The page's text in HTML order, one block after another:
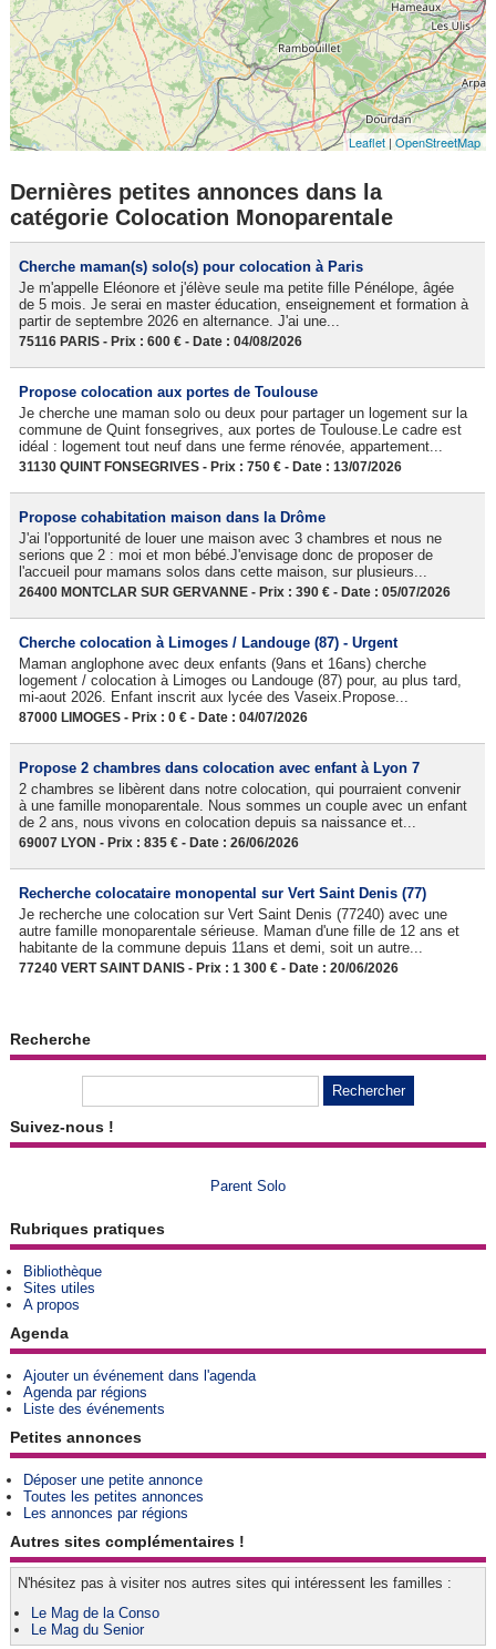
Leaflet|OpenStreetMap
Dernières petites annonces dans la
catégorie Colocation Monoparentale
Cherche maman(s) solo(s) pour colocation à Paris
Je m'appelle Eléonore et j'élève seule ma petite fille Pénélope, âgée
de 5 mois. Je serai en master éducation, enseignement et formation à
partir de septembre 2026 en alternance. J'ai une...
75116 PARIS - Prix : 600 € - Date : 04/08/2026
Propose colocation aux portes de Toulouse
Je cherche une maman solo ou deux pour partager un logement sur la
commune de Quint fonsegrives, aux portes de Toulouse.Le cadre est
idéal : logement tout neuf dans une ferme rénovée, appartement...
31130 QUINT FONSEGRIVES - Prix : 750 € - Date : 13/07/2026
Propose cohabitation maison dans la Drôme
J'ai l'opportunité de louer une maison avec 3 chambres et nous ne
serions que 2 : moi et mon bébé.J'envisage donc de proposer de
l'accueil pour mamans solos dans cette maison, sur plusieurs...
26400 MONTCLAR SUR GERVANNE - Prix : 390 € - Date : 05/07/2026
Cherche colocation à Limoges / Landouge (87) - Urgent
Maman anglophone avec deux enfants (9ans et 16ans) cherche
logement / colocation à Limoges ou Landouge (87) pour, au plus tard,
mi-aout 2026. Enfant inscrit aux lycée des Vaseix.Propose...
87000 LIMOGES - Prix : 0 € - Date : 04/07/2026
Propose 2 chambres dans colocation avec enfant à Lyon 7
2 chambres se libèrent dans notre colocation, qui pourraient convenir
à une famille monoparentale. Nous sommes un couple avec un enfant
de 2 ans, nous vivons en colocation depuis sa naissance et...
69007 LYON - Prix : 835 € - Date : 26/06/2026
Recherche colocataire monopental sur Vert Saint Denis (77)
Je recherche une colocation sur Vert Saint Denis (77240) avec une
autre famille monoparentale sérieuse. Maman d'une fille de 12 ans et
habitante de la commune depuis 11ans et demi, soit un autre...
77240 VERT SAINT DANIS - Prix : 1 300 € - Date : 20/06/2026
Recherche
Suivez-nous !
Parent Solo
Rubriques pratiques
Bibliothèque
Sites utiles
A propos
Agenda
Ajouter un événement dans l'agenda
Agenda par régions
Liste des événements
Petites annonces
Déposer une petite annonce
Toutes les petites annonces
Les annonces par régions
Autres sites complémentaires !
N'hésitez pas à visiter nos autres sites qui intéressent les familles :
Le Mag de la Conso
Le Mag du Senior